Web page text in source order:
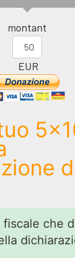
montant
EUR
fiscale che